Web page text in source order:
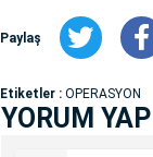
Paylaş
Etiketler : OPERASYON
YORUM YAP